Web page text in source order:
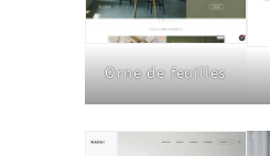
Orne de feuilles